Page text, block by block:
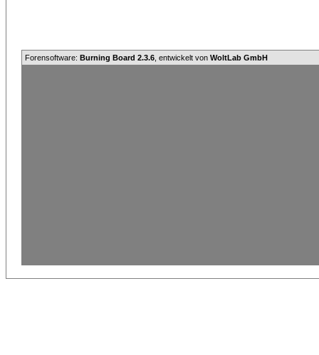
Forensoftware: Burning Board 2.3.6 , entwickelt von WoltLab GmbH